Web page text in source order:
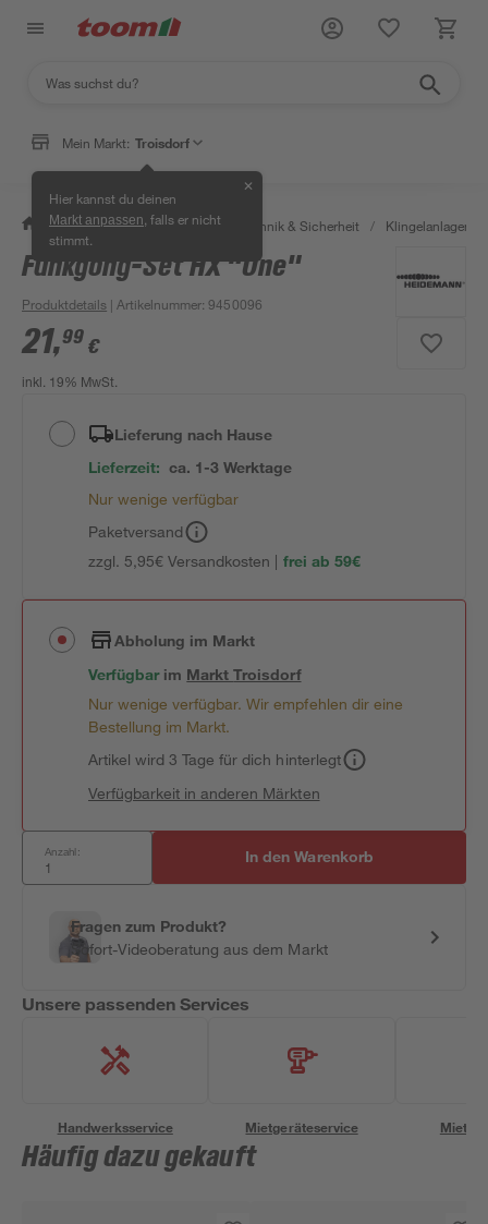
Mein Markt: Troisdorf
Hier kannst du deinen
Markt anpassen , falls er nicht
stimmt.
✕
/ Bauen & Renovieren / Haustechnik & Sicherheit / Klingelanlagen
Funkgong-Set HX "One"
Produktdetails | Artikelnummer:9450096
21,99 €
inkl. 19% MwSt.
Lieferung nach Hause
Lieferzeit: ca. 1-3 Werktage
Nur wenige verfügbar
Paketversand
zzgl. 5,95€ Versandkosten | frei ab 59€
Abholung im Markt
Verfügbar im MarktTroisdorf
Nur wenige verfügbar. Wir empfehlen dir eine
Bestellung im Markt.
Artikel wird 3 Tage für dich hinterlegt
Verfügbarkeit in anderen Märkten
Anzahl: In den Warenkorb
Fragen zum Produkt?
Sofort-Videoberatung aus dem Markt
Unsere passenden Services
Handwerksservice Mietgeräteservice
Häufig dazu gekauft